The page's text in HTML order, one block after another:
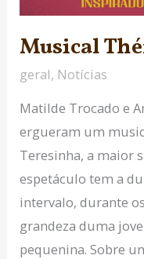
Musical
geral, Notícias
Matilde Trocado e
ergueram um
Teresinha, a maior
espetáculo tem a
intervalo, durante
grandeza duma
pequenina. Sobre